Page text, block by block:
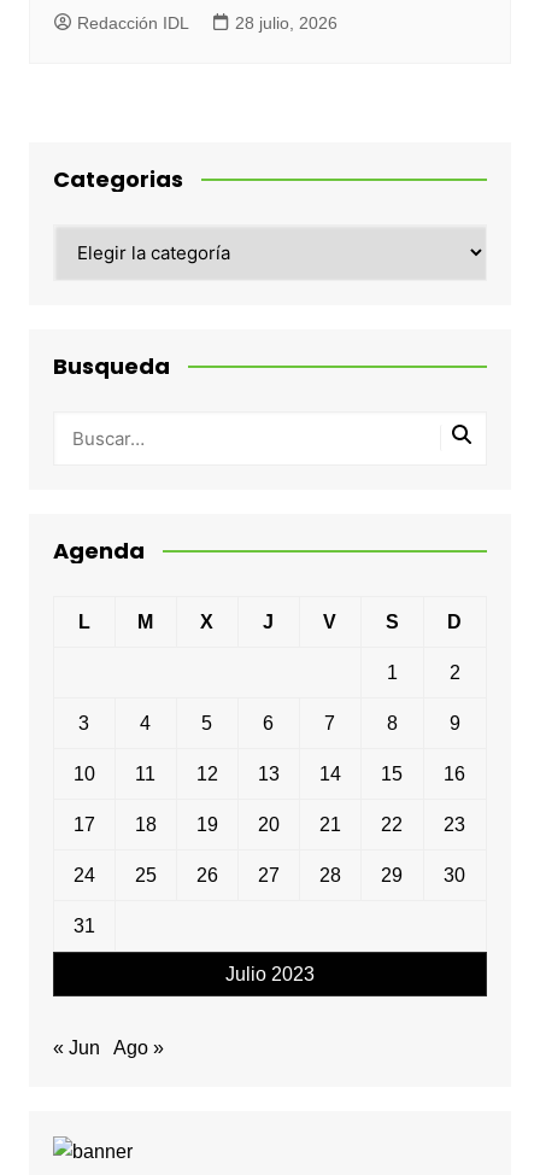
Redacción IDL 28 julio, 2026
Categorias
Busqueda
Agenda
Julio 2023
L M X J V S D
1 2
3 4 5 6 7 8 9
10 11 12 13 14 15 16
17 18 19 20 21 22 23
24 25 26 27 28 29 30
31
« Jun Ago »